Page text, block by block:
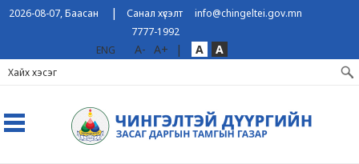
2026-08-07, Баасан |Санал хүсэлт
info@chingeltei.gov.mn
7777-1992
ENG
A- A+ | A A